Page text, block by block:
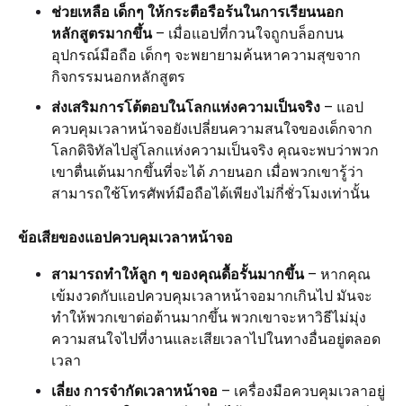
ช่วยเหลือ เด็กๆ ให้กระตือรือร้นในการเรียนนอก
หลักสูตรมากขึ้น– เมื่อแอปที่กวนใจถูกบล็อกบน
อุปกรณ์มือถือ เด็กๆ จะพยายามค้นหาความสุขจาก
กิจกรรมนอกหลักสูตร
ส่งเสริมการโต้ตอบในโลกแห่งความเป็นจริง – แอป
ควบคุมเวลาหน้าจอยังเปลี่ยนความสนใจของเด็กจาก
โลกดิจิทัลไปสู่โลกแห่งความเป็นจริง คุณจะพบว่าพวก
เขาตื่นเต้นมากขึ้นที่จะได้ ภายนอก เมื่อพวกเขารู้ว่า
สามารถใช้โทรศัพท์มือถือได้เพียงไม่กี่ชั่วโมงเท่านั้น
ข้อเสียของแอปควบคุมเวลาหน้าจอ
สามารถทำให้ลูก ๆ ของคุณดื้อรั้นมากขึ้น– หากคุณ
เข้มงวดกับแอปควบคุมเวลาหน้าจอมากเกินไป มันจะ
ทำให้พวกเขาต่อต้านมากขึ้น พวกเขาจะหาวิธีไม่มุ่ง
ความสนใจไปที่งานและเสียเวลาไปในทางอื่นอยู่ตลอด
เวลา
เลี่ยง การจำกัดเวลาหน้าจอ – เครื่องมือควบคุมเวลาอยู่